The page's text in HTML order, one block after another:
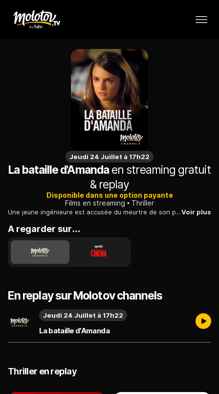
Jeudi 24 Juillet à 17h22
La bataille d'Amandaen streaming gratuit
& replay
Disponible dans une option payante
Films en streaming
Thriller
Une jeune ingénieure est accusée du meurtre de son patron, qui lui avait dérobé les plans de son projet, un concept avec lequel elle pensait faire fortune...Voir plus
A regarder sur…
En replay sur Molotov channels
La bataille d'Amanda
Jeudi 24 Juillet à 17h22
Thriller en replay